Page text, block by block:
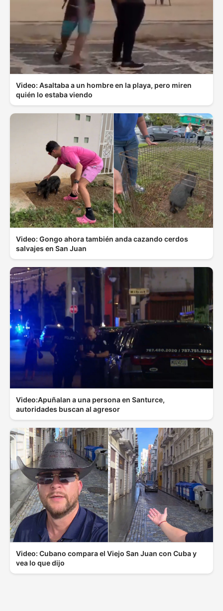
Video: Asaltaba a un hombre en la playa, pero miren
quién lo estaba viendo
Video: Gongo ahora también anda cazando cerdos
salvajes en San Juan
Video:Apuñalan a una persona en Santurce,
autoridades buscan al agresor
Video: Cubano compara el Viejo San Juan con Cuba y
vea lo que dijo